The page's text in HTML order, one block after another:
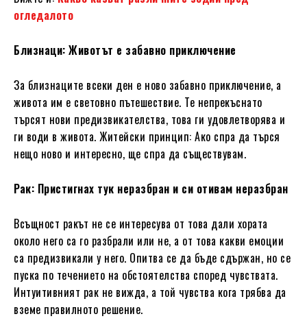
огледалото
Близнаци: Животът е забавно приключение
За близнаците всеки ден е ново забавно приключение, а
живота им е световно пътешествие. Те непрекъснато
търсят нови предизвикателства, това ги удовлетворява и
ги води в живота. Житейски принцип: Ако спра да търся
нещо ново и интересно, ще спра да съществувам.
Рак: Пристигнах тук неразбран и си отивам неразбран
Всъщност ракът не се интересува от това дали хората
около него са го разбрали или не, а от това какви емоции
са предизвикали у него. Опитва се да бъде сдържан, но се
пуска по течението на обстоятелства според чувствата.
Интуитивният рак не вижда, а той чувства кога трябва да
вземе правилното решение.